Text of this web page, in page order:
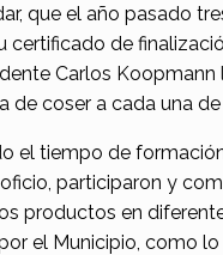
que el año pasado
certificado de
Carlos Koopmann
de coser a cada una de
el tiempo de
participaron y
productos en
el Municipio, como lo